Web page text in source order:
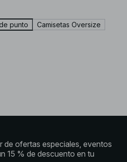
punto Camisetas Oversize
de ofertas especiales, eventos
15 % de descuento en tu